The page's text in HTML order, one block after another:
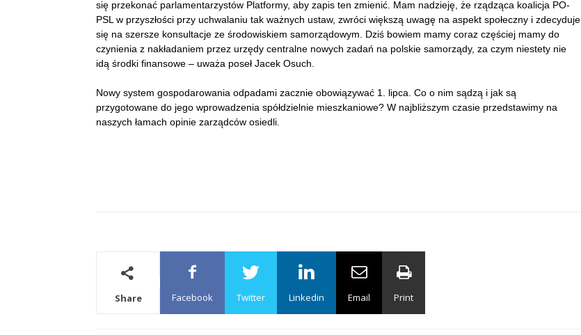
się przekonać parlamentarzystów Platformy, aby zapis ten zmienić. Mam nadzieję, że rządząca koalicja PO-
PSL w przyszłości przy uchwalaniu tak ważnych ustaw, zwróci większą uwagę na aspekt społeczny i zdecyduje
się na szersze konsultacje ze środowiskiem samorządowym. Dziś bowiem mamy coraz częściej mamy do
czynienia z nakładaniem przez urzędy centralne nowych zadań na polskie samorządy, za czym niestety nie
idą środki finansowe – uważa poseł Jacek Osuch.
Nowy system gospodarowania odpadami zacznie obowiązywać 1. lipca. Co o nim sądzą i jak są
przygotowane do jego wprowadzenia spółdzielnie mieszkaniowe? W najbliższym czasie przedstawimy na
naszych łamach opinie zarządców osiedli.
Share Facebook Twitter Linkedin Email Print